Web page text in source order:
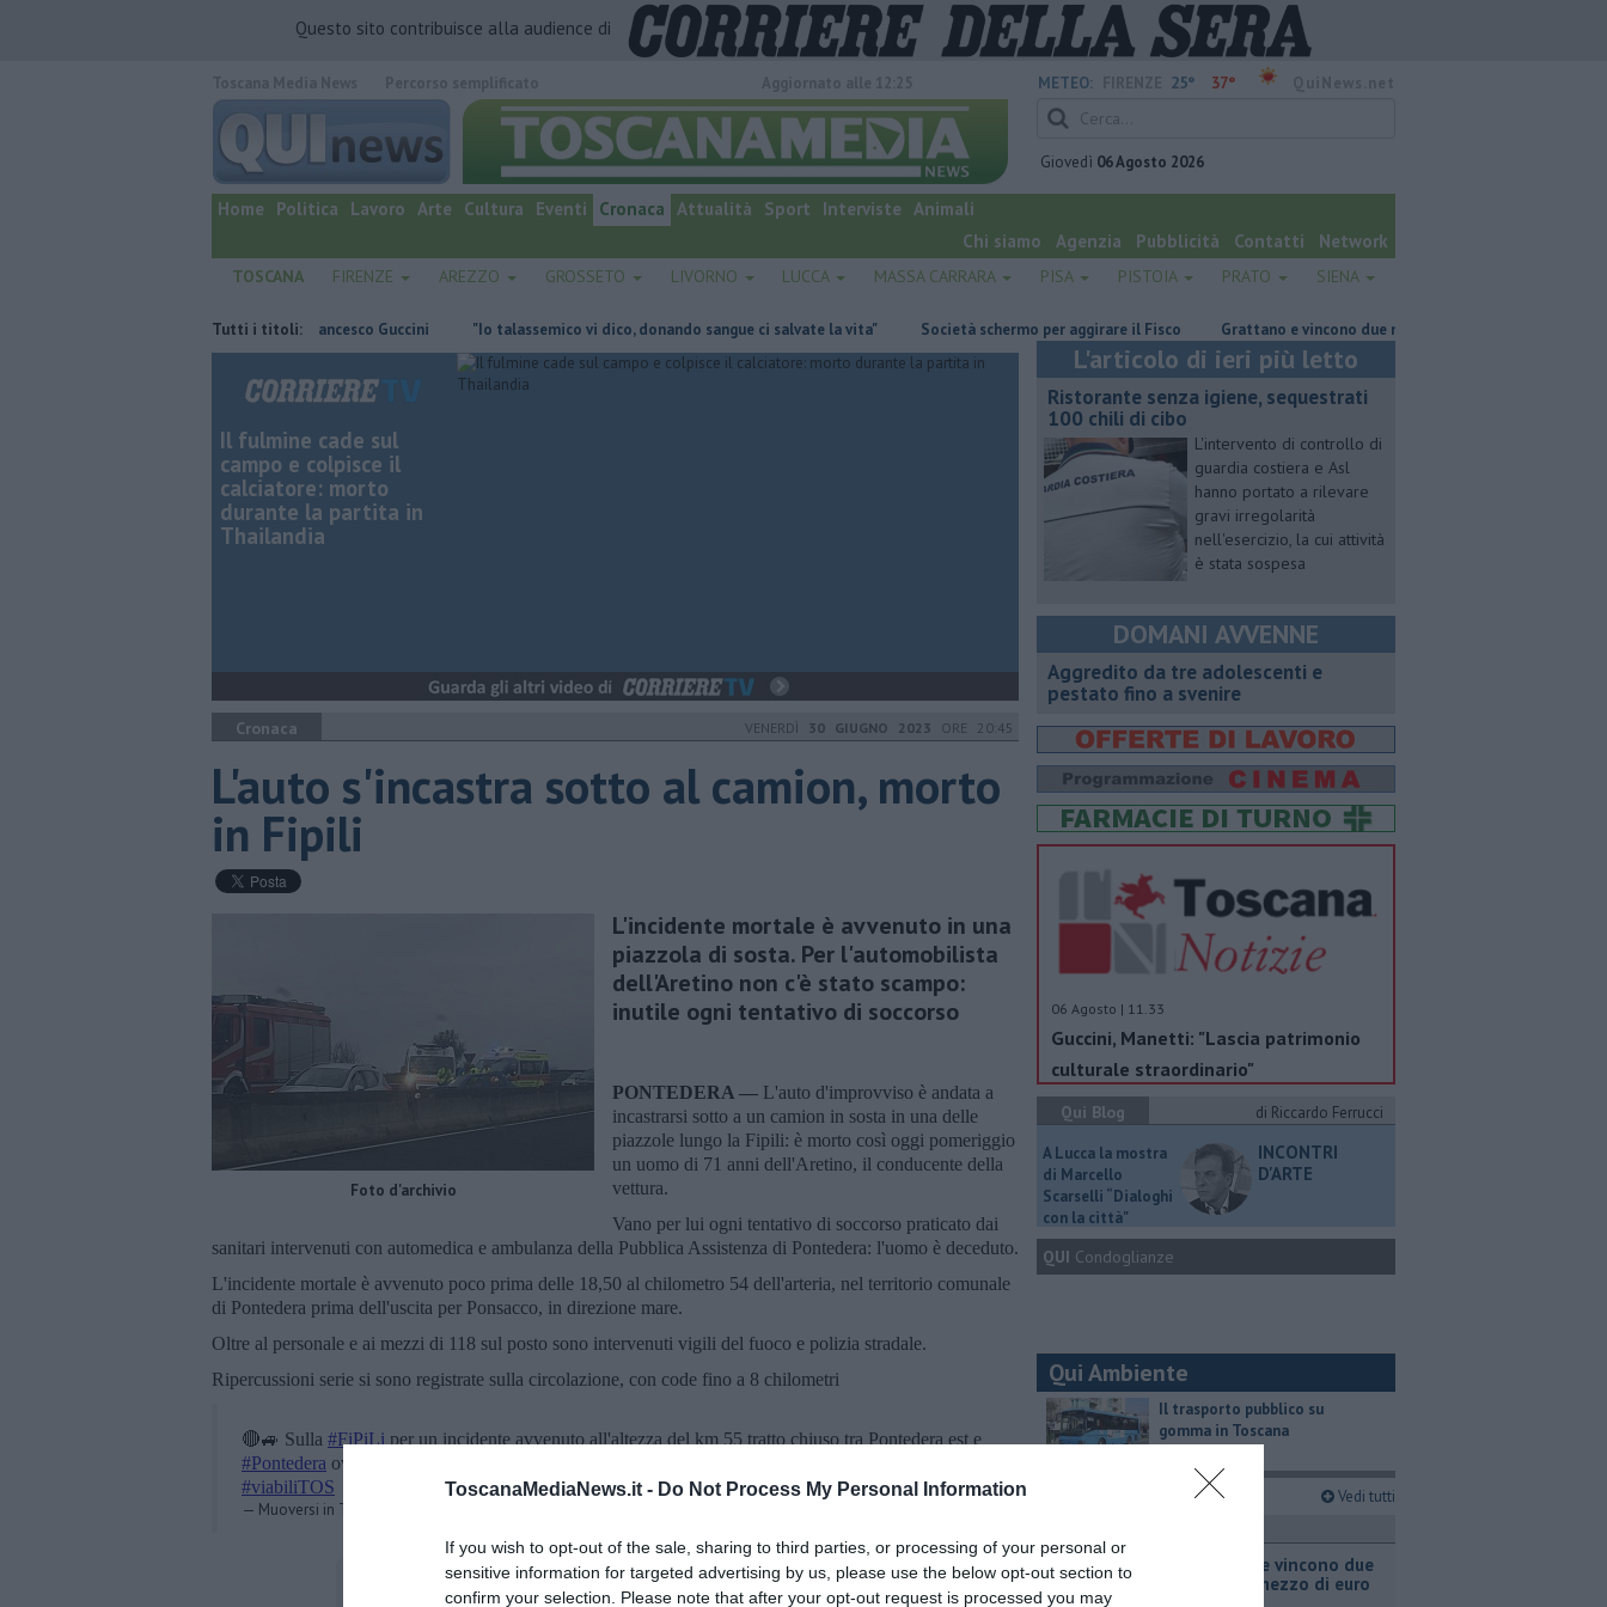
ToscanaMediaNews.it - Do Not Process My Personal Information
If you wish to opt-out of the sale, sharing to third parties, or processing of your personal or
sensitive information for targeted advertising by us, please use the below opt-out section to
confirm your selection. Please note that after your opt-out request is processed you may
Questo sito contribuisce alla audience di
quotidiano online.
METEO: 25° 37°
Giovedì 06 Agosto 2026
Home Politica Lavoro Arte Cultura Eventi Cronaca Attualità Sport Interviste Animali
Chi siamo
Agenzia Pubblicità Contatti Network
TOSCANA FIRENZE AREZZO GROSSETO LIVORNO LUCCA MASSA CARRARA PISA PISTOIA PRATO SIENA
Tutti i titoli:
E' morto Francesco Guccini "Io talassemico vi dico, donando sangue ci salvate la vita" Società schermo per aggirare il Fisco Grattano e vincono due milioni e mezzo di euro
Il fulmine cade sul
campo e colpisce il
calciatore: morto
durante la partita in
Thailandia
Cronaca VENERDÌ 30 GIUGNO 2023 ORE 20:45
L'auto s'incastra sotto al camion, morto
in Fipili
Foto d'archivio
L'incidente mortale è avvenuto in una
piazzola di sosta. Per l'automobilista
dell'Aretino non c'è stato scampo:
inutile ogni tentativo di soccorso
PONTEDERA — L'auto d'improvviso è andata a
incastrarsi sotto a un camion in sosta in una delle
piazzole lungo la Fipili: è morto così oggi pomeriggio
un uomo di 71 anni dell'Aretino, il conducente della
vettura.
Vano per lui ogni tentativo di soccorso praticato dai
sanitari intervenuti con automedica e ambulanza della Pubblica Assistenza di Pontedera: l'uomo è deceduto.
L'incidente mortale è avvenuto poco prima delle 18,50 al chilometro 54 dell'arteria, nel territorio comunale
di Pontedera prima dell'uscita per Ponsacco, in direzione mare.
Oltre al personale e ai mezzi di 118 sul posto sono intervenuti vigili del fuoco e polizia stradale.
Ripercussioni serie si sono registrate sulla circolazione, con code fino a 8 chilometri
🔴🚙 Sulla #FiPiLi per un incidente avvenuto all'altezza del km 55 tratto chiuso tra Pontedera est e
#Pontedera ovest-Ponsacco con 8 km di coda tra
#viabiliTOS
— Muoversi in Toscana (@muoversintoscan)
L'articolo di ieri più letto
Ristorante senza igiene, sequestrati
100 chili di cibo
L'intervento di controllo di
guardia costiera e Asl
hanno portato a rilevare
gravi irregolarità
nell'esercizio, la cui attività
è stata sospesa
DOMANI AVVENNE
Aggredito da tre adolescenti e
pestato fino a svenire
06 Agosto | 11.33
Guccini, Manetti: "Lascia patrimonio
culturale straordinario"
Qui Blog
di Riccardo Ferrucci
A Lucca la mostra
di Marcello
Scarselli “Dialoghi
con la città"
INCONTRI
D'ARTE
QUI Condoglianze
Qui Ambiente
​Il trasporto pubblico su
gomma in Toscana
Ultimi articoli Vedi tutti
Grattano e vincono due
milioni e mezzo di euro